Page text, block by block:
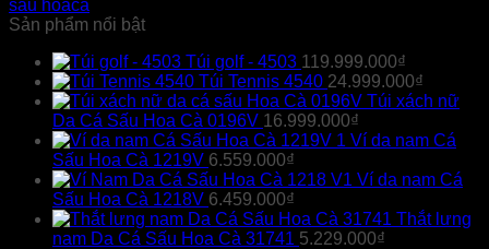
sấu hoaca
Sản phẩm nổi bật
Túi golf - 4503 119.999.000₫
Túi Tennis 4540 24.999.000₫
Túi xách nữ
Da Cá Sấu Hoa Cà 0196V 16.999.000₫
Ví da nam Cá
Sấu Hoa Cà 1219V 6.559.000₫
Ví da nam Cá
Sấu Hoa Cà 1218V 6.459.000₫
Thắt lưng
nam Da Cá Sấu Hoa Cà 31741 5.229.000₫